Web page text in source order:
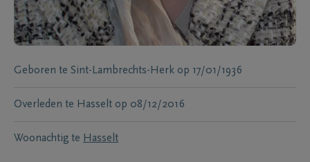
Geboren te Sint-Lambrechts-Herk op 17/01/1936
Overleden te Hasselt op 08/12/2016
Woonachtig te Hasselt